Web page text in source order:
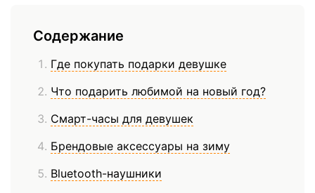
Содержание
Где покупать подарки девушке
Что подарить любимой на новый год?
Смарт-часы для девушек
Брендовые аксессуары на зиму
Bluetooth-наушники